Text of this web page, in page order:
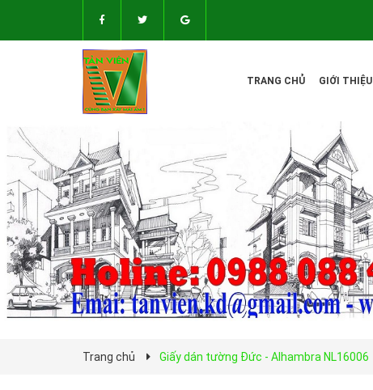
TRANG CHỦ GIỚI THIỆU
Trang chủ Giấy dán tường Đức - Alhambra NL16006